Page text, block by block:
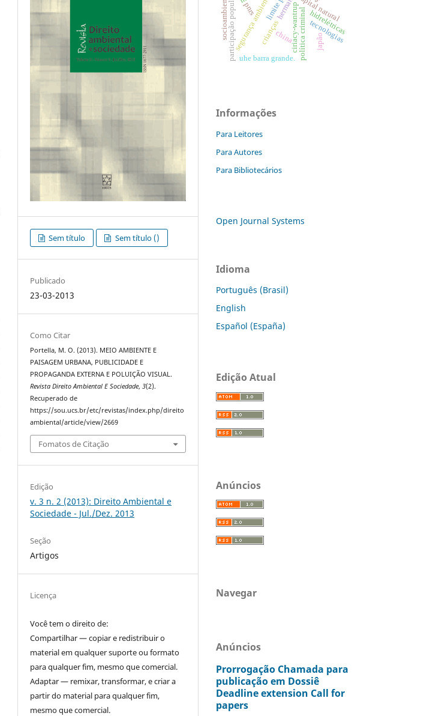
Sem título Sem título ()
Publicado
23-03-2013
Como Citar
Portella, M. O. (2013). MEIO AMBIENTE E
PAISAGEM URBANA, PUBLICIDADE E
PROPAGANDA EXTERNA E POLUIÇÃO VISUAL.
Revista Direito Ambiental E Sociedade,3(2).
Recuperado de
https://sou.ucs.br/etc/revistas/index.php/direito
ambiental/article/view/2669
Fomatos de Citação
Edição
v. 3 n. 2 (2013): Direito Ambiental e
Sociedade - Jul./Dez. 2013
Seção
Artigos
Licença
Você tem o direito de:
Compartilhar — copiar e redistribuir o
material em qualquer suporte ou formato
para qualquer fim, mesmo que comercial.
Adaptar — remixar, transformar, e criar a
partir do material para qualquer fim,
mesmo que comercial.
ciriacy-wantrup
segurança ambiental capital natural
política criminal japão
participação popular hidrelétricas
uhe barra grande.
pnrs
china tecnologias
crianças
Informações
Para Leitores
Para Autores
Para Bibliotecários
Open Journal Systems
Idioma
Português (Brasil)
English
Español (España)
Edição Atual
Anúncios
Navegar
Anúncios
Prorrogação Chamada para
publicação em Dossiê
Deadline extension Call for
papers